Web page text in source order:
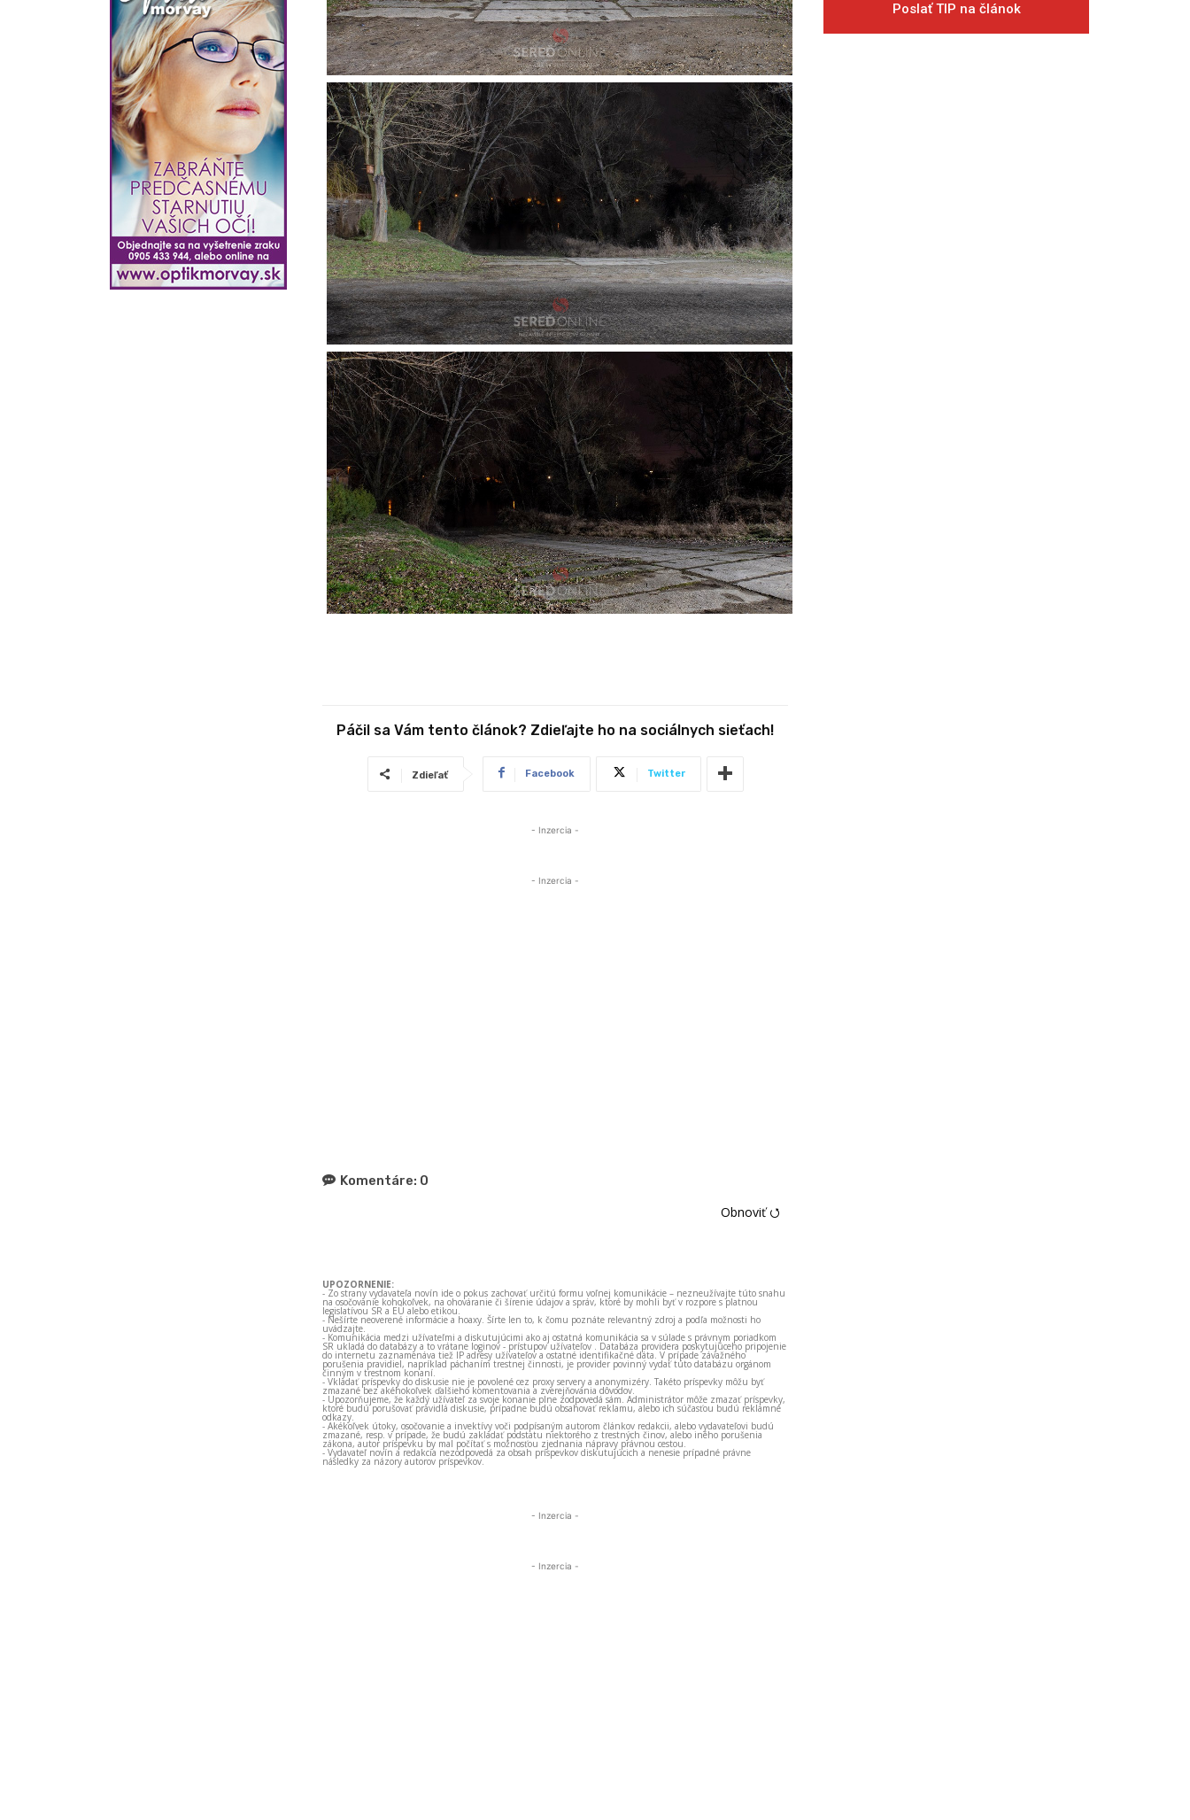
Páčil sa Vám tento článok? Zdieľajte ho na sociálnych sieťach!
Zdieľať Facebook Twitter
- Inzercia -
- Inzercia -
Komentáre: 0
Obnoviť ⭯
UPOZORNENIE:
- Zo strany vydavateľa novín ide o pokus zachovať určitú formu voľnej komunikácie – nezneužívajte túto snahu
na osočovanie kohokoľvek, na ohováranie či šírenie údajov a správ, ktoré by mohli byť v rozpore s platnou
legislatívou SR a EÚ alebo etikou.
- Nešírte neoverené informácie a hoaxy. Šírte len to, k čomu poznáte relevantný zdroj a podľa možnosti ho
uvádzajte.
- Komunikácia medzi užívateľmi a diskutujúcimi ako aj ostatná komunikácia sa v súlade s právnym poriadkom
SR ukladá do databázy a to vrátane loginov - prístupov užívateľov . Databáza providera poskytujúceho pripojenie
do internetu zaznamenáva tiež IP adresy užívateľov a ostatné identifikačné dáta. V prípade závažného
porušenia pravidiel, napríklad páchaním trestnej činnosti, je provider povinný vydať túto databázu orgánom
činným v trestnom konaní.
- Vkladať príspevky do diskusie nie je povolené cez proxy servery a anonymizéry. Takéto príspevky môžu byť
zmazané bez akéhokoľvek ďalšieho komentovania a zverejňovania dôvodov.
- Upozorňujeme, že každý užívateľ za svoje konanie plne zodpovedá sám. Administrátor môže zmazať príspevky,
ktoré budú porušovať pravidlá diskusie, prípadne budú obsahovať reklamu, alebo ich súčasťou budú reklamné
odkazy.
- Akékoľvek útoky, osočovanie a invektívy voči podpísaným autorom článkov redakcii, alebo vydavateľovi budú
zmazané, resp. v prípade, že budú zakladať podstatu niektorého z trestných činov, alebo iného porušenia
zákona, autor príspevku by mal počítať s možnosťou zjednania nápravy právnou cestou.
- Vydavateľ novín a redakcia nezodpovedá za obsah príspevkov diskutujúcich a nenesie prípadné právne
následky za názory autorov príspevkov.
- Inzercia -
- Inzercia -
Poslať TIP na článok